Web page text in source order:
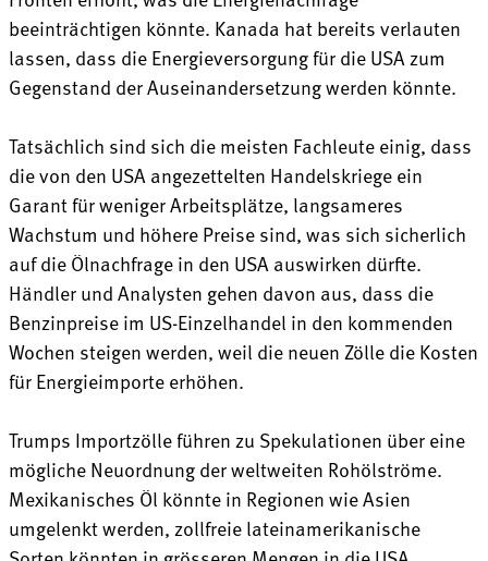
beeinträchtigen könnte. Kanada hat bereits verlauten
lassen, dass die Energieversorgung für die USA zum
Gegenstand der Auseinandersetzung werden könnte.
Tatsächlich sind sich die meisten Fachleute einig, dass
die von den USA angezettelten Handelskriege ein
Garant für weniger Arbeitsplätze, langsameres
Wachstum und höhere Preise sind, was sich sicherlich
auf die Ölnachfrage in den USA auswirken dürfte.
Händler und Analysten gehen davon aus, dass die
Benzinpreise im US-Einzelhandel in den kommenden
Wochen steigen werden, weil die neuen Zölle die Kosten
für Energieimporte erhöhen.
Trumps Importzölle führen zu Spekulationen über eine
mögliche Neuordnung der weltweiten Rohölströme.
Mexikanisches Öl könnte in Regionen wie Asien
umgelenkt werden, zollfreie lateinamerikanische